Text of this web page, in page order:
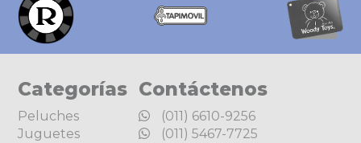
Categorías
Peluches
Juguetes
Contáctenos
(011) 6610-9256
(011) 5467-7725